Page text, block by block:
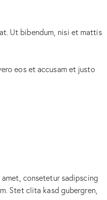
Ut bibendum, nisi et mattis
eos et accusam et justo
consetetur sadipscing
Stet clita kasd gubergren,